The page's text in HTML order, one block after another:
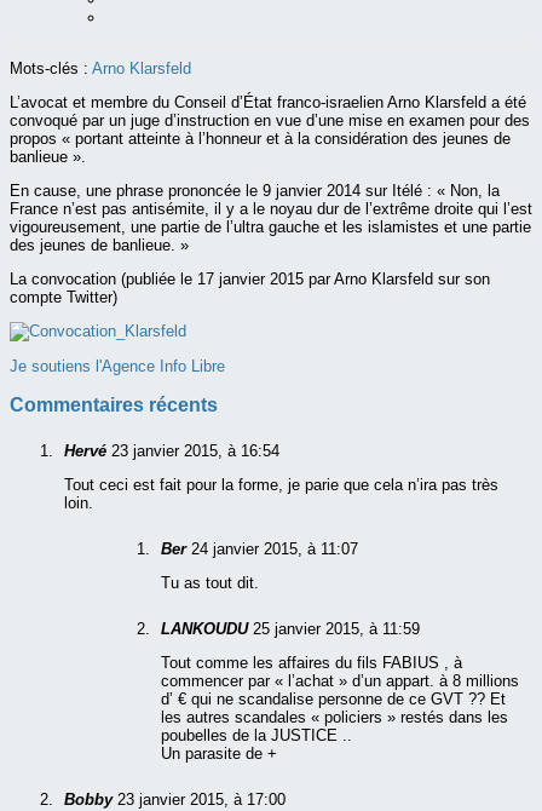
Mots-clés : Arno Klarsfeld
L’avocat et membre du Conseil d’État franco-israelien Arno Klarsfeld a été
convoqué par un juge d’instruction en vue d’une mise en examen pour des
propos « portant atteinte à l’honneur et à la considération des jeunes de
banlieue ».
En cause, une phrase prononcée le 9 janvier 2014 sur Itélé : « Non, la
France n’est pas antisémite, il y a le noyau dur de l’extrême droite qui l’est
vigoureusement, une partie de l’ultra gauche et les islamistes et une partie
des jeunes de banlieue. »
La convocation (publiée le 17 janvier 2015 par Arno Klarsfeld sur son
compte Twitter)
Je soutiens l'Agence Info Libre
Commentaires récents
Hervé 23 janvier 2015, à 16:54
Tout ceci est fait pour la forme, je parie que cela n’ira pas très
loin.
Ber 24 janvier 2015, à 11:07
Tu as tout dit.
LANKOUDU 25 janvier 2015, à 11:59
Tout comme les affaires du fils FABIUS , à
commencer par « l’achat » d’un appart. à 8 millions
d’ € qui ne scandalise personne de ce GVT ?? Et
les autres scandales « policiers » restés dans les
poubelles de la JUSTICE ..
Un parasite de +
Bobby 23 janvier 2015, à 17:00